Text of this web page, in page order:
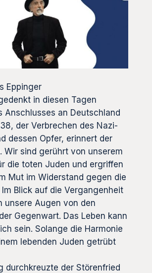
Eppinger
in diesen Tagen
Anschlusses an Deutschland
der Verbrechen des Nazi-
dessen Opfer, erinnert der
Wir sind gerührt von unserem
die toten Juden und ergriffen
Mut im Widerstand gegen die
Blick auf die Vergangenheit
unsere Augen von den
Gegenwart. Das Leben kann
sein. Solange die Harmonie
lebenden Juden getrübt
durchkreuzte der Störenfried